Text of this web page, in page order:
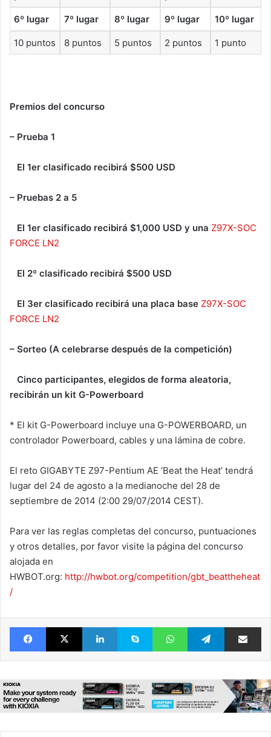
6º lugar 7º lugar 8º lugar 9º lugar 10º lugar
10 puntos 8 puntos 5 puntos 2 puntos 1 punto
Premios del concurso
– Prueba 1
El 1er clasificado recibirá $500 USD
– Pruebas 2 a 5
El 1er clasificado recibirá $1,000 USD y una Z97X-SOC
FORCE LN2
El 2º clasificado recibirá $500 USD
El 3er clasificado recibirá una placa base Z97X-SOC
FORCE LN2
– Sorteo (A celebrarse después de la competición)
Cinco participantes, elegidos de forma aleatoria,
recibirán un kit G-Powerboard
* El kit G-Powerboard incluye una G-POWERBOARD, un
controlador Powerboard, cables y una lámina de cobre.
El reto GIGABYTE Z97-Pentium AE ‘Beat the Heat’ tendrá
lugar del 24 de agosto a la medianoche del 28 de
septiembre de 2014 (2:00 29/07/2014 CEST).
Para ver las reglas completas del concurso, puntuaciones
y otros detalles, por favor visite la página del concurso
alojada en
HWBOT.org: http://hwbot.org/competition/gbt_beattheheat
/
FacebookX LinkedIn Skype WhatsAppTelegram